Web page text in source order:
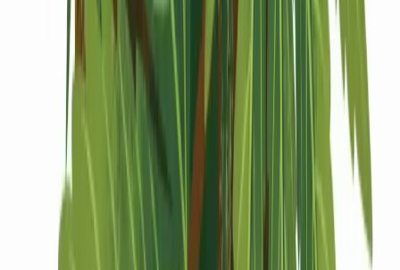
Drinkables